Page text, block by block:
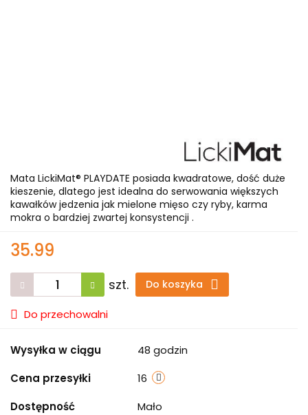
Mata LickiMat® PLAYDATE posiada kwadratowe, dość duże
kieszenie, dlatego jest idealna do serwowania większych
kawałków jedzenia jak mielone mięso czy ryby, karma
mokra o bardziej zwartej konsystencji .
35.99
szt. Do koszyka
Do przechowalni
Wysyłka w ciągu
48 godzin
Cena przesyłki
16
Dostępność
Mało